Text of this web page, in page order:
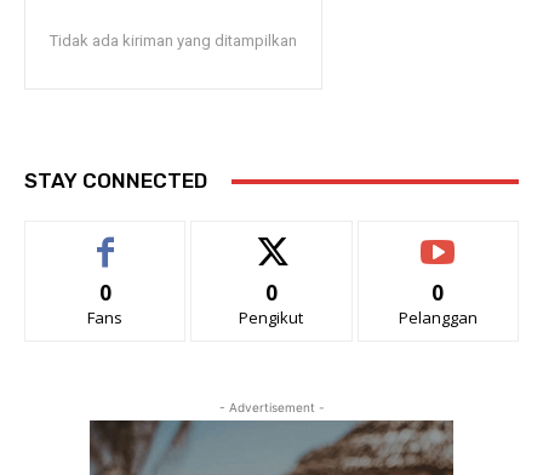
Tidak ada kiriman yang ditampilkan
STAY CONNECTED
0
Fans
0
Pengikut
0
Pelanggan
- Advertisement -